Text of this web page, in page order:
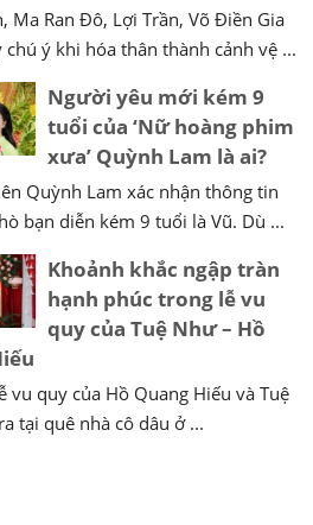
Ma Ran Đô, Lợi Trần, Võ Điền Gia
chú ý khi hóa thân thành cảnh vệ ...
Người yêu mới kém 9
tuổi của ‘Nữ hoàng phim
xưa’ Quỳnh Lam là ai?
Quỳnh Lam xác nhận thông tin
bạn diễn kém 9 tuổi là Vũ. Dù ...
Khoảnh khắc ngập tràn
hạnh phúc trong lễ vu
quy của Tuệ Như – Hồ
vu quy của Hồ Quang Hiếu và Tuệ
tại quê nhà cô dâu ở ...